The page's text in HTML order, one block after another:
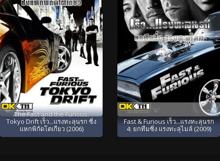
The Fast and the Furious:
Tokyo Drift เร็ว...แรงทะลุนรก ซิ่ง
แหกพิกัดโตเกียว (2006)
Fast & Furious เร็ว...แรงทะลุนรก
4: ยกทีมซิ่ง แรงทะลุไมล์ (2009)